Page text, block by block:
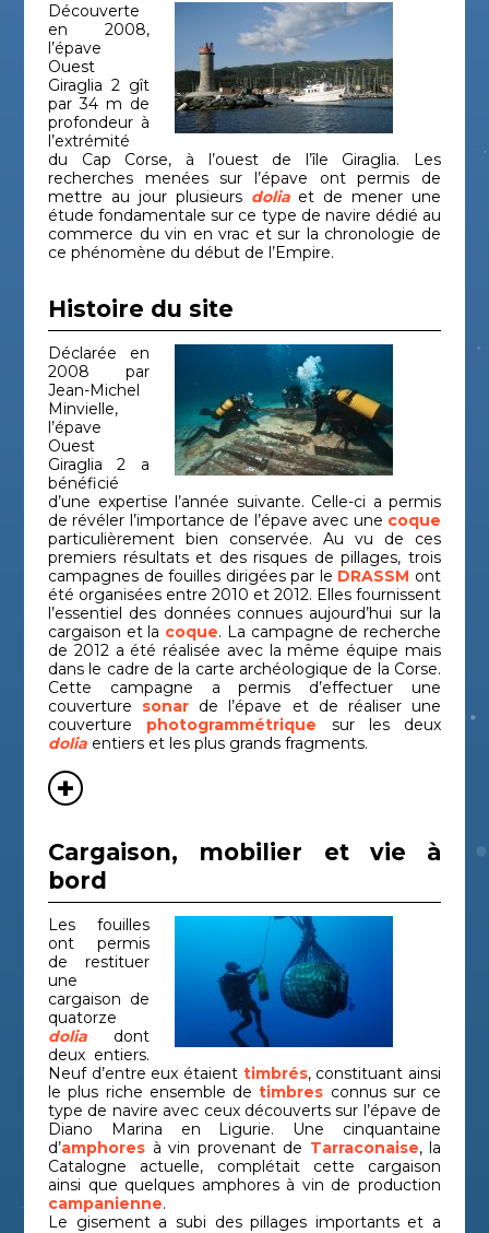
Découverte
en 2008,
l’épave
Ouest
Giraglia 2 gît
par 34 m de
profondeur à
l’extrémité
du Cap Corse, à l’ouest de l’île Giraglia. Les
recherches menées sur l’épave ont permis de
mettre au jour plusieurs doliaet de mener une
étude fondamentale sur ce type de navire dédié au
commerce du vin en vrac et sur la chronologie de
ce phénomène du début de l’Empire.
Histoire du site
Déclarée en
2008 par
Jean-Michel
Minvielle,
l’épave
Ouest
Giraglia 2 a
bénéficié
d’une expertise l’année suivante. Celle-ci a permis
de révéler l’importance de l’épave avec une coque
particulièrement bien conservée. Au vu de ces
premiers résultats et des risques de pillages, trois
campagnes de fouilles dirigées par le DRASSM ont
été organisées entre 2010 et 2012. Elles fournissent
l’essentiel des données connues aujourd’hui sur la
cargaison et la coque. La campagne de recherche
de 2012 a été réalisée avec la même équipe mais
dans le cadre de la carte archéologique de la Corse.
Cette campagne a permis d’effectuer une
couverture sonar de l’épave et de réaliser une
couverture photogrammétrique sur les deux
dolia entiers et les plus grands fragments.
Cargaison, mobilier et vie à
bord
Les fouilles
ont permis
de restituer
une
cargaison de
quatorze
dolia
dont
deux entiers.
Neuf d’entre eux étaient timbrés, constituant ainsi
le plus riche ensemble detimbres connus sur ce
type de navire avec ceux découverts sur l’épave de
Diano Marina en Ligurie. Une cinquantaine
d’amphores à vin provenant de Tarraconaise, la
Catalogne actuelle, complétait cette cargaison
ainsi que quelques amphores à vin de production
campanienne.
Le gisement a subi des pillages importants et a